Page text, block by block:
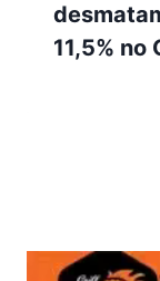
11,5% no